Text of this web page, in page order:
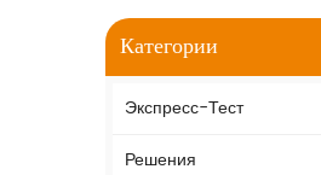
Категории
Экспресс-Тест
Решения